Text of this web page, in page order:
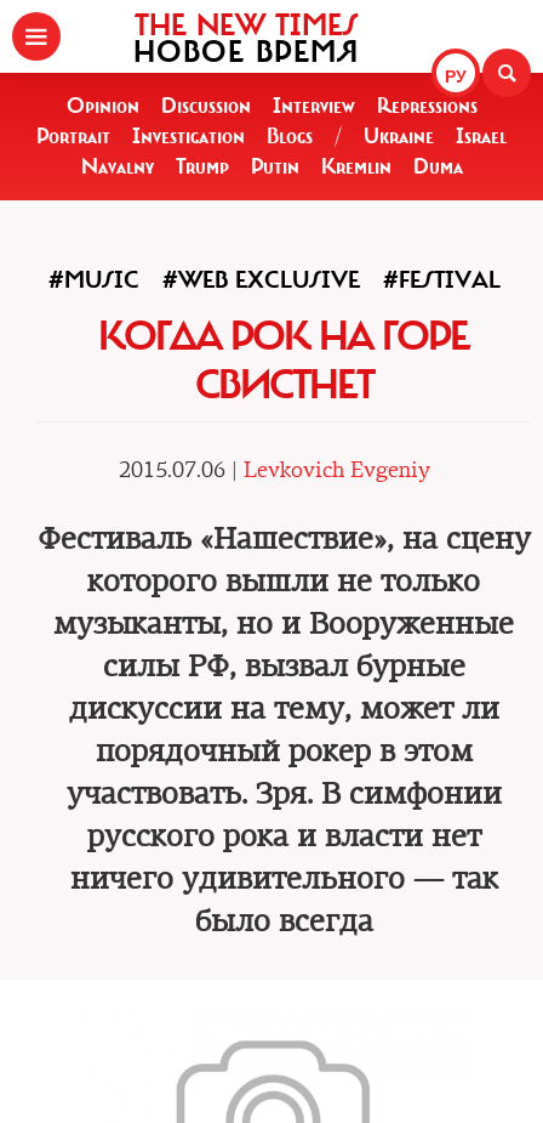
РУ
THE NEW TIMES
НОВОЕ ВРЕМЯ
Opinion Discussion Interview
Repressions
Portrait
Investigation Blogs / Ukraine
Israel
Navalny
Trump Putin Kremlin Duma
#MUSIC #WEB EXCLUSIVE #FESTIVAL
КОГДА РОК НА ГОРЕ
СВИСТНЕТ
2015.07.06 | Levkovich Evgeniy
Фестиваль «Нашествие», на сцену
которого вышли не только
музыканты, но и Вооруженные
силы РФ, вызвал бурные
дискуссии на тему, может ли
порядочный рокер в этом
участвовать. Зря. В симфонии
русского рока и власти нет
ничего удивительного — так
было всегда